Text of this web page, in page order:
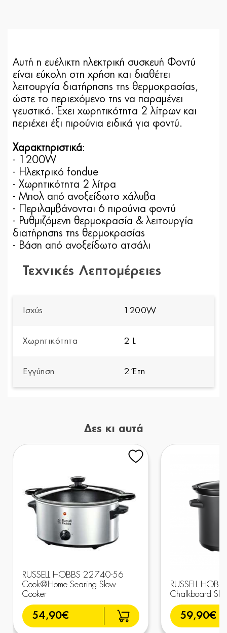
Αυτή η ευέλικτη ηλεκτρική συσκευή Φοντύ
είναι εύκολη στη χρήση και διαθέτει
λειτουργία διατήρησης της θερμοκρασίας,
ώστε το περιεχόμενo της να παραμένει
γευστικό. Έχει χωρητικότητα 2 λίτρων και
περιέχει έξι πιρούνια ειδικά για φοντύ.
Χαρακτηριστικά:
- 1200W
- Ηλεκτρικό fondue
- Χωρητικότητα 2 λίτρα
- Μπολ από ανοξείδωτο χάλυβα
- Περιλαμβάνονται 6 πιρούνια φοντύ
- Ρυθμιζόμενη θερμοκρασία & λειτουργία
διατήρησης της θερμοκρασίας
- Βάση από ανοξείδωτο ατσάλι
Τεχνικές Λεπτομέρειες
Ισχύς 1200W
Χωρητικότητα 2 L
Εγγύηση 2 Έτη
Δες κι αυτά
RUSSELL HOBBS 22740-56
Cook@Home Searing Slow
Cooker
54,90€
RUSSELL
Chalkboard
59,90€